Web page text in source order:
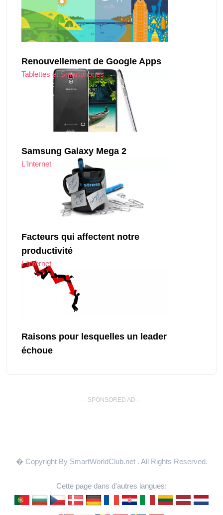
Renouvellement de Google Apps
Tablettes et Smartphones
Samsung Galaxy Mega 2
L'Internet
Facteurs qui affectent notre
productivité
L'Internet
Raisons pour lesquelles un leader
échoue
- SPONSORED AD -
� Copyright By SmartWorldClub.net . All Rights Reserved.
Cette page dans d'autres langues: